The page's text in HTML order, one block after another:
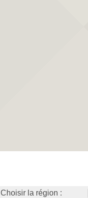
Choisir la région :